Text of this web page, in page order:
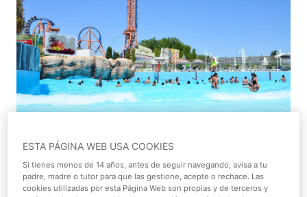
¡Buenos días a todos! Agosto se acaba y seguro que no
queréis que se acabe el sol ni playa sin antes darte uno
de los últimos baños del verano ¿Te imaginas estar en tu
ESTA PÁGINA WEB USA COOKIES
Si tienes menos de 14 años, antes de seguir navegando, avisa a tu
padre, madre o tutor para que las gestione, acepte o rechace. Las
cookies utilizadas por esta Página Web son propias y de terceros y